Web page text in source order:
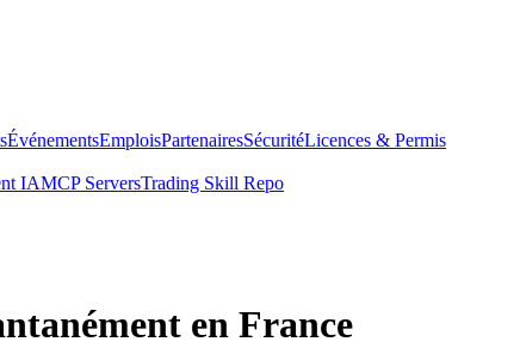
ÉvénementsEmploisPartenairesSécuritéLicences & Permis
IAMCP ServersTrading Skill Repo
en France